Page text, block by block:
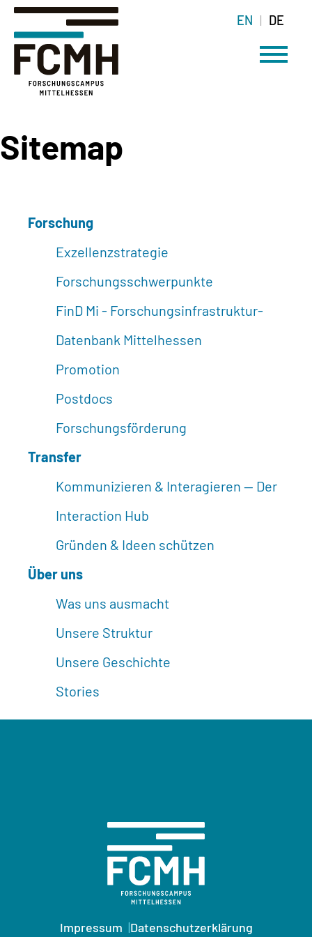
EN DE
Sitemap
Forschung
Exzellenzstrategie
Forschungsschwerpunkte
FinD Mi - Forschungsinfrastruktur-
Datenbank Mittelhessen
Promotion
Postdocs
Forschungsförderung
Transfer
Kommunizieren & Interagieren -- Der
Interaction Hub
Gründen & Ideen schützen
Über uns
Was uns ausmacht
Unsere Struktur
Unsere Geschichte
Stories
Impressum Datenschutzerklärung